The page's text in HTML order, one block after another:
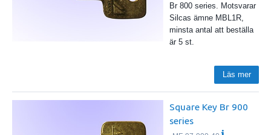
Br 800 series. Motsvarar
Silcas ämne MBL1R,
minsta antal att beställa
är 5 st.
Läs mer
Square Key Br 900
series